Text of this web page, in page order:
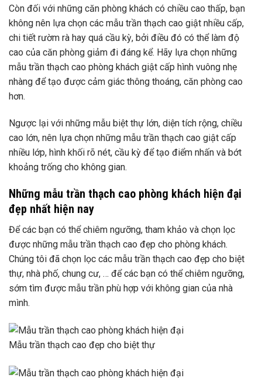
Còn đối với những căn phòng khách có chiều cao thấp, bạn
không nên lựa chọn các mẫu trần thạch cao giật nhiều cấp,
chi tiết rườm rà hay quá cầu kỳ, bởi điều đó có thể làm độ
cao của căn phòng giảm đi đáng kể. Hãy lựa chọn những
mẫu trần thạch cao phòng khách giật cấp hình vuông nhẹ
nhàng để tạo được cảm giác thông thoáng, căn phòng cao
hơn.
Ngược lại với những mẫu biệt thự lớn, diện tích rộng, chiều
cao lớn, nên lựa chọn những mẫu trần thạch cao giật cấp
nhiều lớp, hình khối rõ nét, cầu kỳ để tạo điểm nhấn và bớt
khoảng trống cho không gian.
Những mẫu trần thạch cao phòng khách hiện đại
đẹp nhất hiện nay
Để các bạn có thể chiêm ngưỡng, tham khảo và chọn lọc
được những mẫu trần thạch cao đẹp cho phòng khách.
Chúng tôi đã chọn lọc các mẫu trần thạch cao đẹp cho biệt
thự, nhà phố, chung cư, … để các bạn có thể chiêm ngưỡng,
sớm tìm được mẫu trần phù hợp với không gian của nhà
mình.
Mẫu trần thạch cao đẹp cho biệt thự